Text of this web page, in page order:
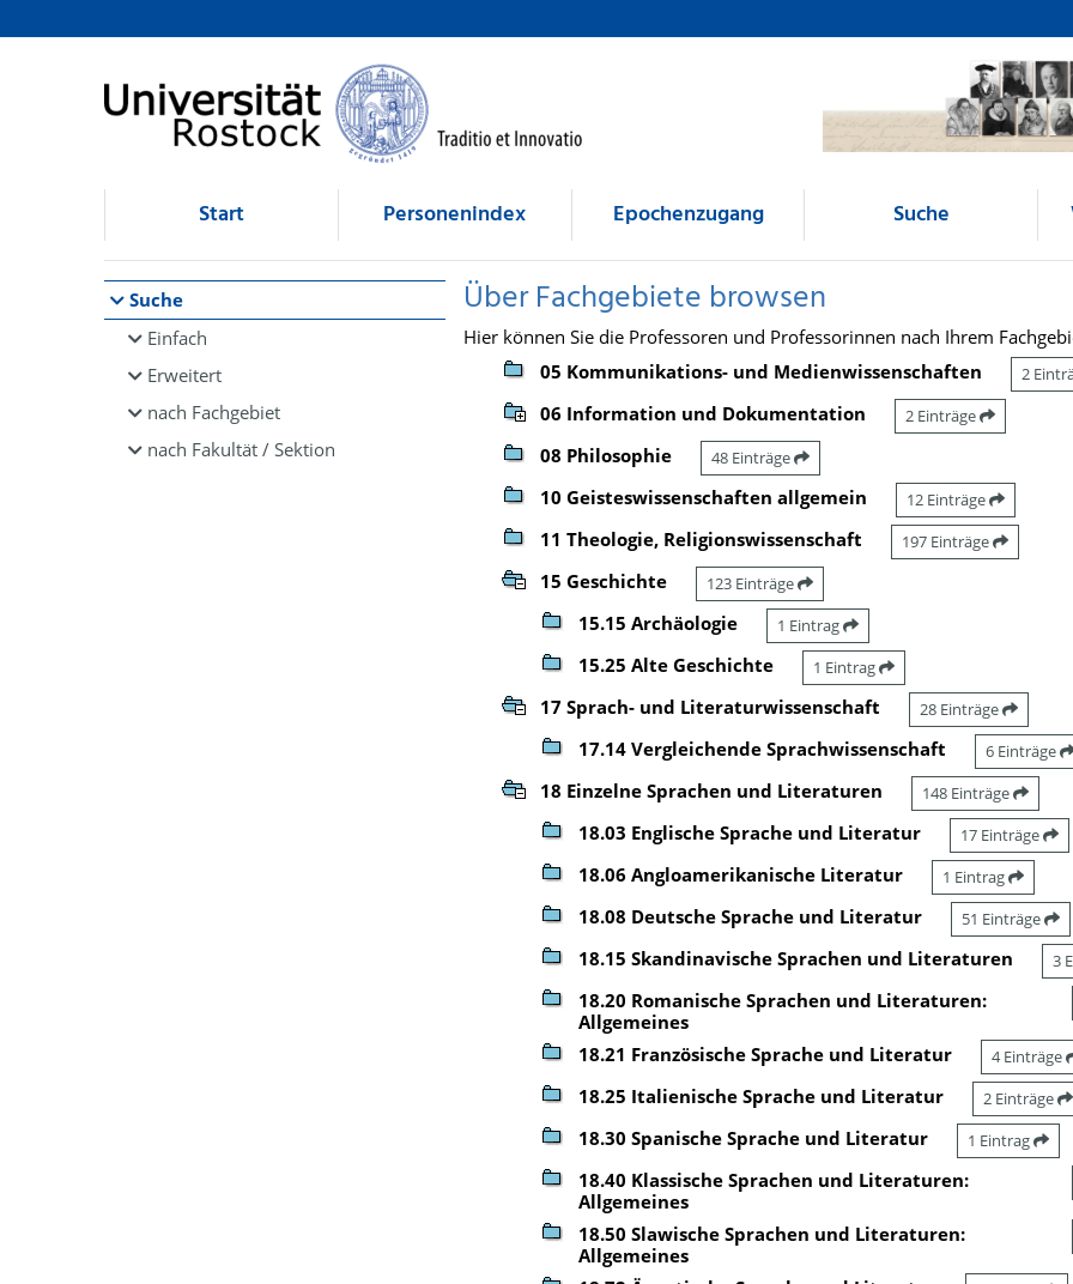
Browsen
direkt zum Inhalt
Start Personenindex Epochenzugang Suche
Suche
Einfach
Erweitert
nach Fachgebiet
nach Fakultät / Sektion
Über Fachgebiete browsen
Hier können Sie die Professoren und Professorinnen nach Ihrem
05 Kommunikations- und Medienwissenschaften
2
06 Information und Dokumentation 2 Einträge
08 Philosophie 48 Einträge
10 Geisteswissenschaften allgemein 12 Einträge
11 Theologie, Religionswissenschaft 197 Einträge
15 Geschichte 123 Einträge
15.15 Archäologie 1 Eintrag
15.25 Alte Geschichte 1 Eintrag
17 Sprach- und Literaturwissenschaft 28 Einträge
17.14 Vergleichende Sprachwissenschaft 6 Einträge
18 Einzelne Sprachen und Literaturen 148 Einträge
18.03 Englische Sprache und Literatur 17 Einträge
18.06 Angloamerikanische Literatur 1 Eintrag
18.08 Deutsche Sprache und Literatur 51 Einträge
18.15 Skandinavische Sprachen und Literaturen 3
18.20 Romanische Sprachen und Literaturen:
Allgemeines
18.21 Französische Sprache und Literatur 4 Einträge
18.25 Italienische Sprache und Literatur 2 Einträge
18.30 Spanische Sprache und Literatur 1 Eintrag
18.40 Klassische Sprachen und Literaturen:
Allgemeines
18.50 Slawische Sprachen und Literaturen:
Allgemeines